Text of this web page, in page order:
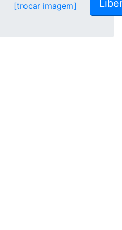
[trocar imagem]